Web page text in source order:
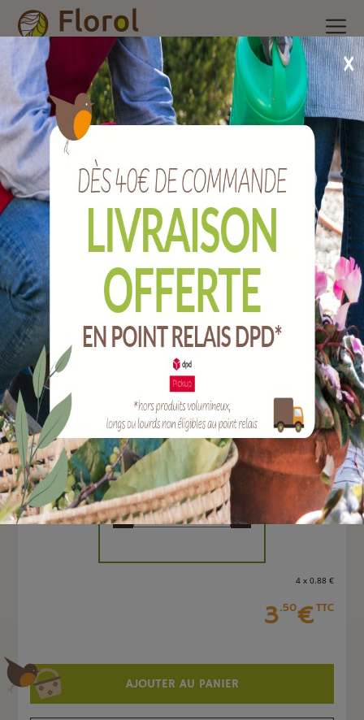
Accueil Nos produits /Arrosage/Pompes et récupérateurs
d'eau/
Embout mâle cannelé en polyamide pa66 pour tuyau
Ø25 26x34.
Embout mâle cannelé en polyamide PA66
pour tuyau Ø25 26x34.
Ref : A150403
EAN :
Marque :
Quantité :
Unité
- +
4 x 0.88 €
3.50€TTC
AJOUTER AU PANIER